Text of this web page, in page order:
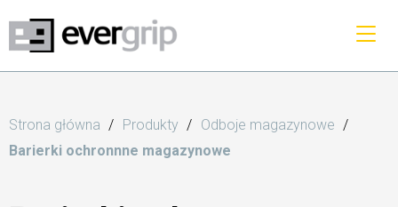
Strona główna Produkty
Odboje magazynowe
Barierki ochronnne magazynowe